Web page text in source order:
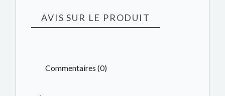
AVIS SUR LE PRODUIT
Commentaires (0)